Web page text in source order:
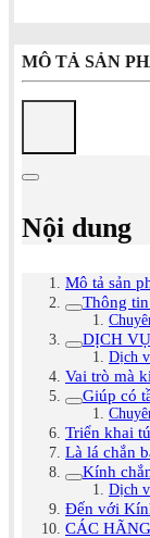
MÔ TẢ SẢN
Nội dung
Mô tả sản
Thông
DỊCH
Dịch
Vai trò mà
Giúp có
Triển khai
Là lá chắn
Kính
Dịch
Đến với
CÁC